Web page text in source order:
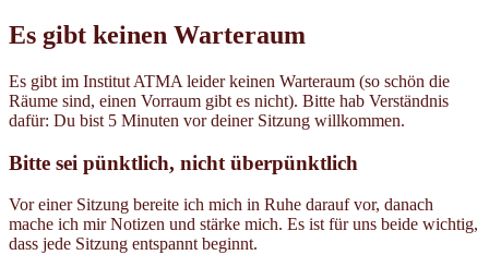
Es gibt keinen Warteraum
Es gibt im Institut ATMA leider keinen Warteraum (so schön die
Räume sind, einen Vorraum gibt es nicht). Bitte hab Verständnis
dafür: Du bist 5 Minuten vor deiner Sitzung willkommen.
Bitte sei pünktlich, nicht überpünktlich
Vor einer Sitzung bereite ich mich in Ruhe darauf vor, danach
mache ich mir Notizen und stärke mich. Es ist für uns beide wichtig,
dass jede Sitzung entspannt beginnt.